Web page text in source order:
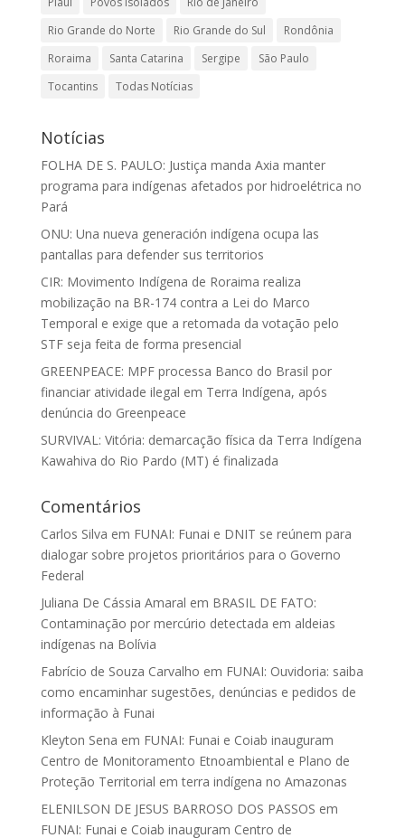
Rio Grande do Norte
Rio Grande do Sul
Rondônia
Roraima
Santa Catarina Sergipe
São Paulo
Tocantins
Todas Notícias
Notícias
FOLHA DE S. PAULO: Justiça manda Axia manter
programa para indígenas afetados por hidroelétrica no
Pará
ONU: Una nueva generación indígena ocupa las
pantallas para defender sus territorios
CIR: Movimento Indígena de Roraima realiza
mobilização na BR-174 contra a Lei do Marco
Temporal e exige que a retomada da votação pelo
STF seja feita de forma presencial
GREENPEACE: MPF processa Banco do Brasil por
financiar atividade ilegal em Terra Indígena, após
denúncia do Greenpeace
SURVIVAL: Vitória: demarcação física da Terra Indígena
Kawahiva do Rio Pardo (MT) é finalizada
Comentários
Carlos Silva em FUNAI: Funai e DNIT se reúnem para
dialogar sobre projetos prioritários para o Governo
Federal
Juliana De Cássia Amaral em BRASIL DE FATO:
Contaminação por mercúrio detectada em aldeias
indígenas na Bolívia
Fabrício de Souza Carvalho em FUNAI: Ouvidoria: saiba
como encaminhar sugestões, denúncias e pedidos de
informação à Funai
Kleyton Sena em FUNAI: Funai e Coiab inauguram
Centro de Monitoramento Etnoambiental e Plano de
Proteção Territorial em terra indígena no Amazonas
ELENILSON DE JESUS BARROSO DOS PASSOS em
FUNAI: Funai e Coiab inauguram Centro de